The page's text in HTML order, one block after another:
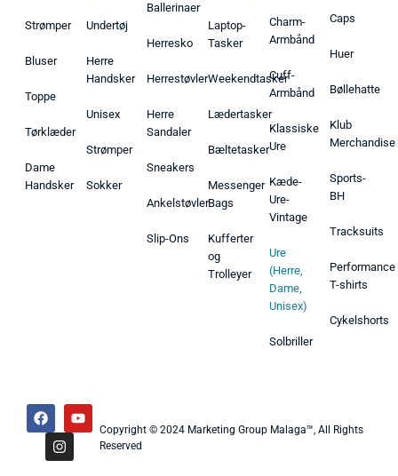
Strømper
Bluser
Toppe
Tørklæder
Dame
Handsker
Undertøj
Herre
Handsker
Unisex
Strømper
Sokker
Ballerinaer
Herresko
Herrestøvler
Herre
Sandaler
Sneakers
Ankelstøvler
Slip-Ons
Laptop-
Tasker
Weekendtasker
Lædertasker
Bæltetasker
Messenger
Bags
Kufferter
og
Trolleyer
Charm-
Armbånd
Cuff-
Armbånd
Klassiske
Ure
Kæde-
Ure-
Vintage
Ure
(Herre,
Dame,
Unisex)
Solbriller
Caps
Huer
Bøllehatte
Klub
Merchandise
Sports-
BH
Tracksuits
Performance
T-shirts
Cykelshorts
Copyright © 2024 Marketing Group Malaga™, All Rights
Reserved